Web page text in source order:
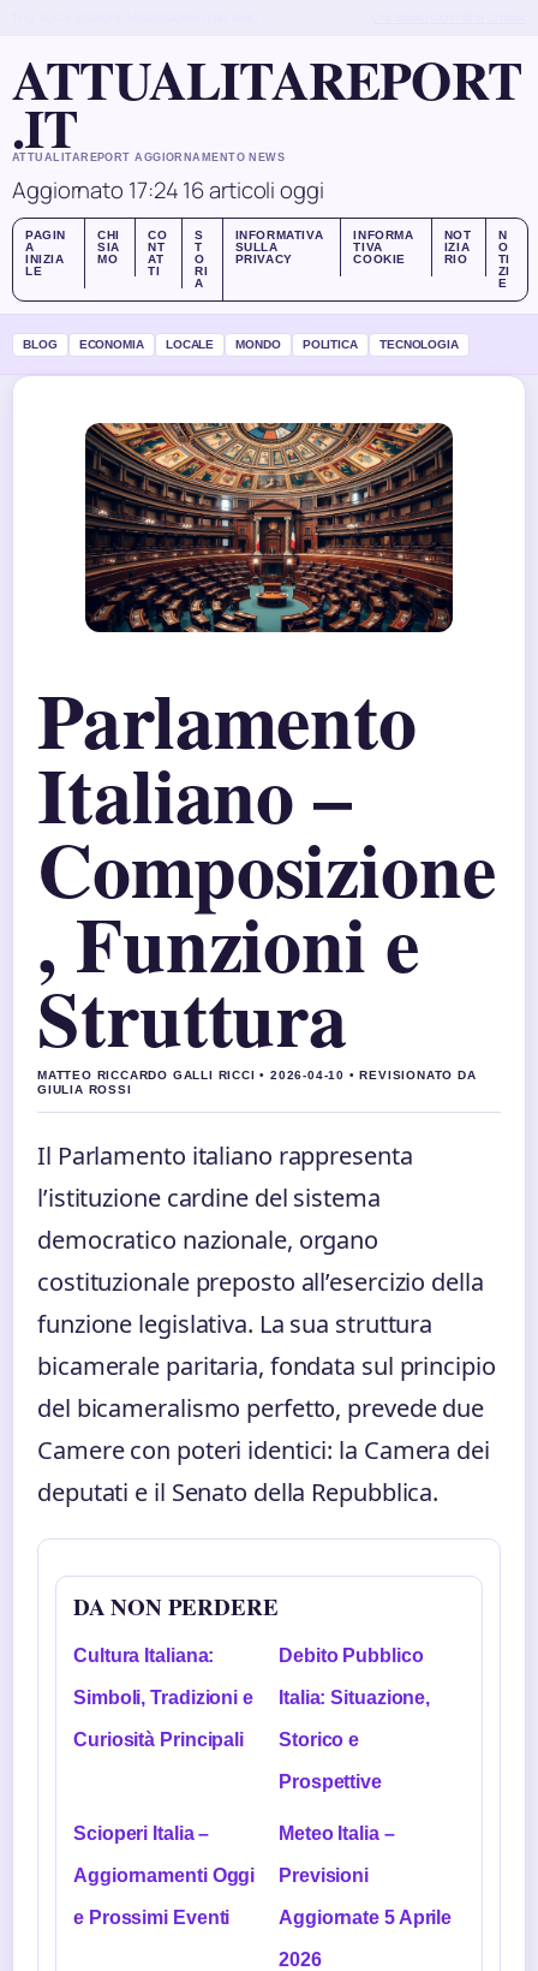
ATTUALITAREPORT
.IT
ATTUALITAREPORT AGGIORNAMENTO NEWS
Aggiornato 17:2416 articoli oggi
PAGIN
A
INIZIA
LE
CHI
SIA
MO
CO
NT
AT
TI
S
T
O
RI
A
INFORMATIVA
SULLA
PRIVACY
INFORMA
TIVA
COOKIE
NOT
IZIA
RIO
N
O
TI
ZI
E
BLOG ECONOMIA LOCALE MONDO POLITICA TECNOLOGIA
Parlamento
Italiano –
Composizione
, Funzioni e
Struttura
MATTEO RICCARDO GALLI RICCI • 2026-04-10 • REVISIONATO DA
GIULIA ROSSI
Il Parlamento italiano rappresenta
l’istituzione cardine del sistema
democratico nazionale, organo
costituzionale preposto all’esercizio della
funzione legislativa. La sua struttura
bicamerale paritaria, fondata sul principio
del bicameralismo perfetto, prevede due
Camere con poteri identici: la Camera dei
deputati e il Senato della Repubblica.
DA NON PERDERE
Cultura Italiana:
Simboli, Tradizioni e
Curiosità Principali
Debito Pubblico
Italia: Situazione,
Storico e
Prospettive
Scioperi Italia –
Aggiornamenti Oggi
e Prossimi Eventi
Meteo Italia –
Previsioni
Aggiornate 5 Aprile
2026